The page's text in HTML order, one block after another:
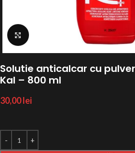
Click to enlarge
Solutie anticalcar cu
Kal – 800 ml
30,00lei